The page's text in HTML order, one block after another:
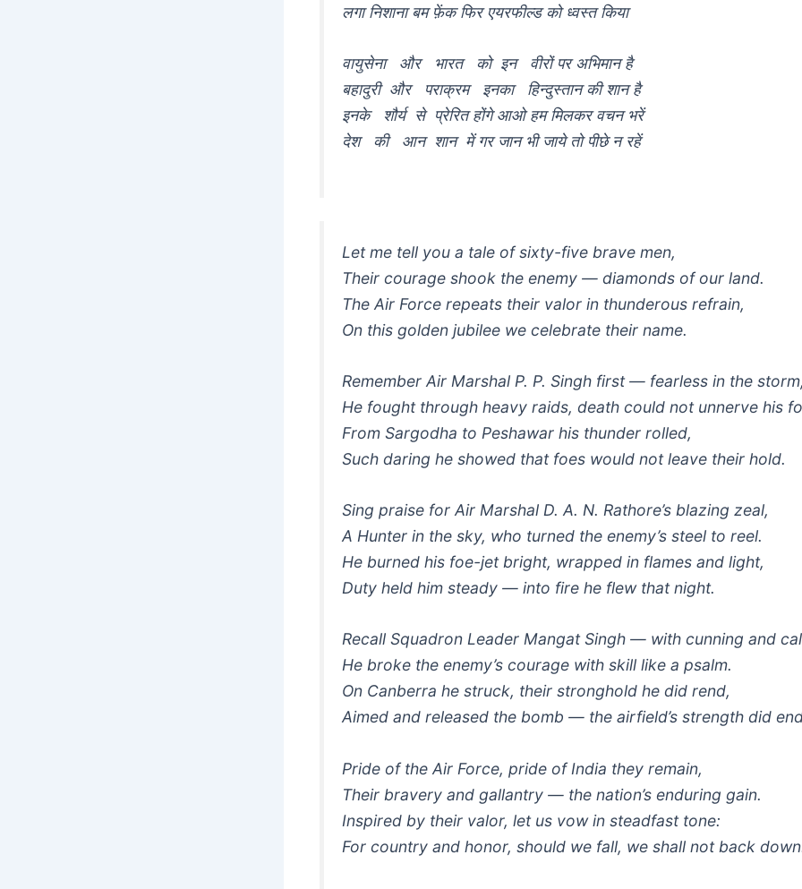
लगा निशाना बम फ़ेंक फिर एयरफील्ड को ध्वस्त किया
वायुसेना और भारत को इन वीरों पर अभिमान है
बहादुरी और पराक्रम इनका हिन्दुस्तान की शान है
इनके शौर्य से प्रेरित होंगे आओ हम मिलकर वचन भरें
देश की आन शान में गर जान भी जाये तो पीछे न रहें
Let me tell you a tale of sixty-five brave men,
Their courage shook the enemy — diamonds of our land.
The Air Force repeats their valor in thunderous refrain,
On this golden jubilee we celebrate their name.
Remember Air Marshal P. P. Singh first — fearless in the storm,
He fought through heavy raids, death could not unnerve his
From Sargodha to Peshawar his thunder rolled,
Such daring he showed that foes would not leave their hold.
Sing praise for Air Marshal D. A. N. Rathore’s blazing zeal,
A Hunter in the sky, who turned the enemy’s steel to reel.
He burned his foe-jet bright, wrapped in flames and light,
Duty held him steady — into fire he flew that night.
Recall Squadron Leader Mangat Singh — with cunning and
He broke the enemy’s courage with skill like a psalm.
On Canberra he struck, their stronghold he did rend,
Aimed and released the bomb — the airfield’s strength did
Pride of the Air Force, pride of India they remain,
Their bravery and gallantry — the nation’s enduring gain.
Inspired by their valor, let us vow in steadfast tone:
For country and honor, should we fall, we shall not back